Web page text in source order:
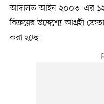
আদালত আইন ২০০৩–এর ১২
বিক্রয়ের উদ্দেশ্যে আগ্রহী
করা হচ্ছে।